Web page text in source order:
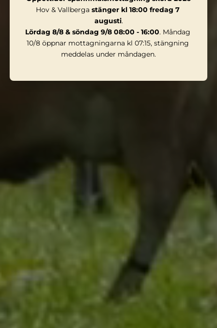
Hov & Vallberga stänger kl 18:00 fredag 7
augusti.
Lördag 8/8 & söndag 9/8 08:00 - 16:00. Måndag
10/8 öppnar mottagningarna kl 07:15, stängning
meddelas under måndagen.